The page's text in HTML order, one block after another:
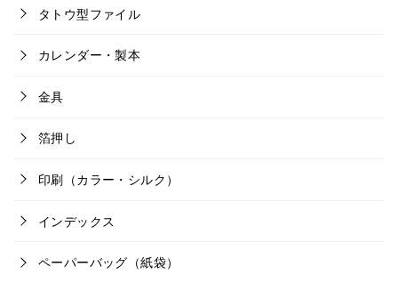
タトウ型ファイル
カレンダー・製本
金具
箔押し
印刷（カラー・シルク）
インデックス
ペーパーバッグ（紙袋）